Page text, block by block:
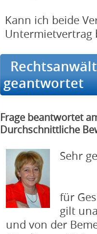
Kann ich beide
Untermietvertrag
geantwortet
Frage beantwortet
Durchschnittliche
Sehr
für
gilt
und von der